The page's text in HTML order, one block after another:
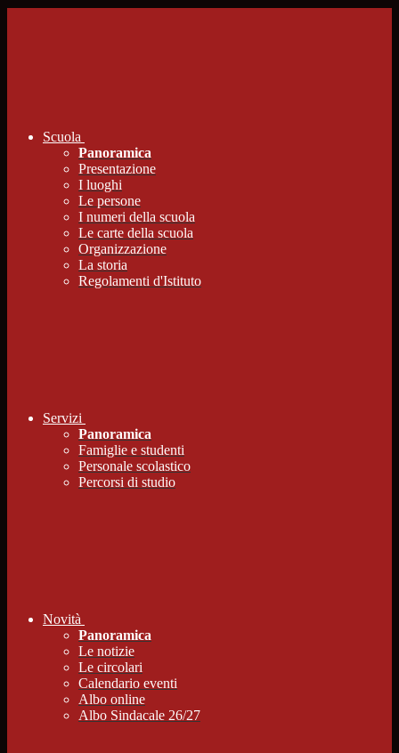
Scuola
Panoramica
Presentazione
I luoghi
Le persone
I numeri della scuola
Le carte della scuola
Organizzazione
La storia
Regolamenti d'Istituto
Servizi
Panoramica
Famiglie e studenti
Personale scolastico
Percorsi di studio
Novità
Panoramica
Le notizie
Le circolari
Calendario eventi
Albo online
Albo Sindacale 26/27